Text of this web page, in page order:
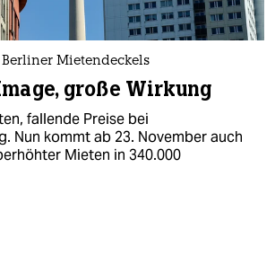
Berliner Mietendeckels
große Wirkung
fallende Preise bei
Nun kommt ab 23. November auch
Mieten in 340.000